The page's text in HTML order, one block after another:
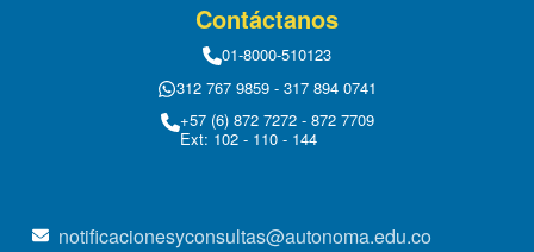
Contáctanos
01-8000-510123
312 767 9859 - 317 894 0741
+57 (6) 872 7272 - 872 7709
Ext: 102 - 110 - 144
notificacionesyconsultas@autonoma.edu.co